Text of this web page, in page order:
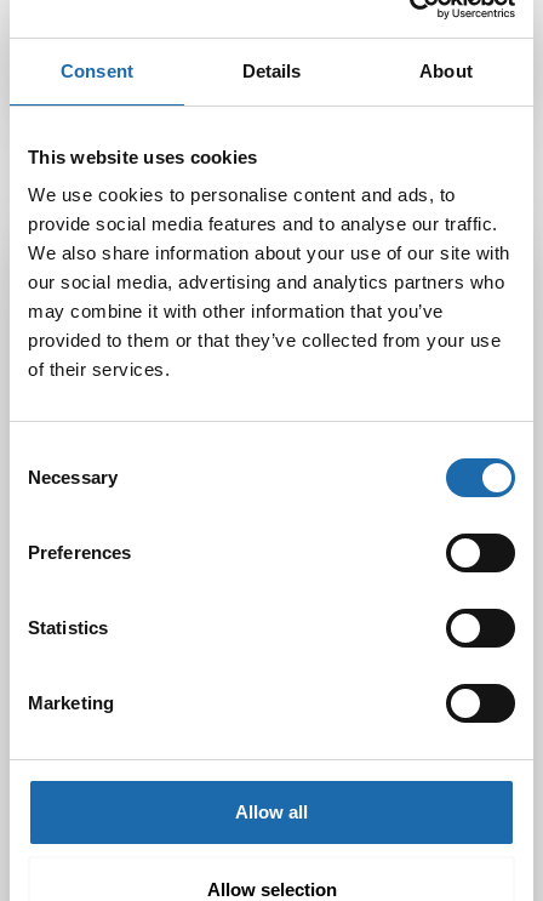
Consent Details About
This website uses cookies
We use cookies to personalise content and ads, to
provide social media features and to analyse our traffic.
We also share information about your use of our site with
our social media, advertising and analytics partners who
may combine it with other information that you’ve
provided to them or that they’ve collected from your use
of their services.
Selection
Necessary
Preferences
Statistics
Marketing
Allow all
Allow selection
Latest Post
Black Friday & cyber Monday 2025!
28.11.2025
30.10.2024